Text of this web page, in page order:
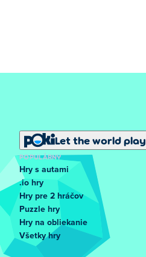
Let the world play
POPULÁRNY
Hry s autami
.io hry
Hry pre 2 hráčov
Puzzle hry
Hry na obliekanie
Všetky hry